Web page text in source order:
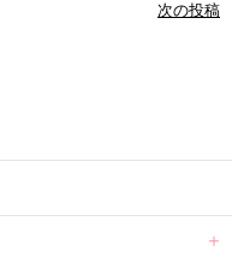
次の投稿